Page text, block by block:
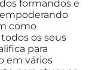
formandos e
como
os seus
para
em vários